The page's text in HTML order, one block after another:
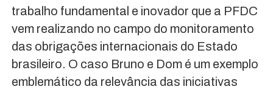
trabalho fundamental e inovador que a PFDC
vem realizando no campo do monitoramento
das obrigações internacionais do Estado
brasileiro. O caso Bruno e Dom é um exemplo
emblemático da relevância das iniciativas